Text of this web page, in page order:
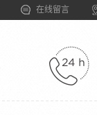
在线留言